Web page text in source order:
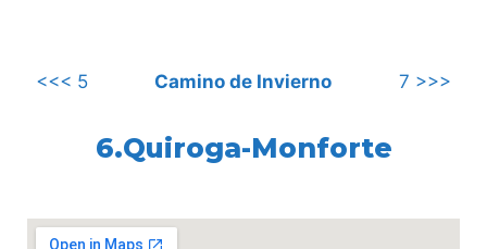
<<< 5 Camino de Invierno 7 >>>
6.Quiroga-Monforte